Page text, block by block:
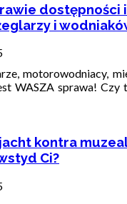
i
motorowodniacy,
WASZA sprawa! Czy
kontra
Ci?